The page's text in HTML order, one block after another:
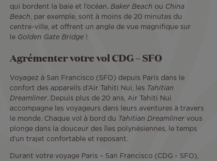
qui bordent la baie et l’océan. Baker Beach ou China
Beach , par exemple, sont à moins de 20 minutes du
centre-ville, et offrent un angle de vue magnifique sur
le Golden Gate Bridge !
Agrémenter votre vol CDG – SFO
Voyagez à San Francisco (SFO) depuis Paris dans le
confort des appareils d’Air Tahiti Nui, les
Tahitian
Dreamliner. Depuis plus de 20 ans, Air Tahiti Nui
accompagne les voyageurs dans leurs aventures à travers
le monde. Chaque vol à bord du
Tahitian Dreamliner vous
plonge dans la douceur des îles polynésiennes, le temps
d’un trajet confortable et reposant.
Durant votre voyage Paris – San Francisco (CDG - SFO),